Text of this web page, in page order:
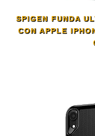
SPIGEN FUNDA
CON APPLE